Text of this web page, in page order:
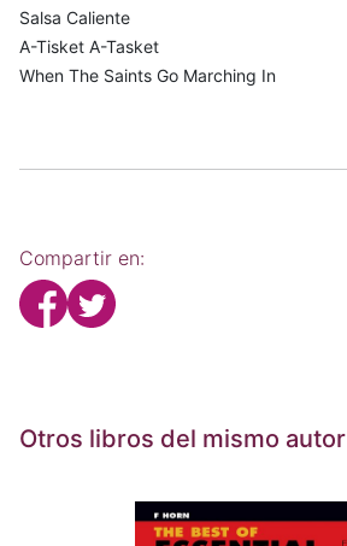
Salsa Caliente
A-Tisket A-Tasket
When The Saints Go Marching In
Compartir en:
Otros libros del mismo autor